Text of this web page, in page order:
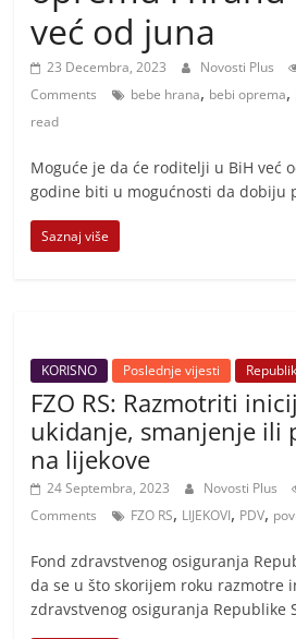
i
i
v
h
t
i
već od juna
23 Decembra, 2023 Novosti Plus
Comments
bebe hrana, bebi oprema,
read
Moguće je da će roditelji u BiH već
godine biti u mogućnosti da dobiju
Saznaj više
KORISNO Poslednje vijesti
FZO RS: Razmotriti
ukidanje, smanjenje ili
na lijekove
24 Septembra, 2023 Novosti Plus
Comments
FZO RS, LIJEKOVI, PDV,
Fond zdravstvenog osiguranja
da se u što skorijem roku razmotre
zdravstvenog osiguranja Republike